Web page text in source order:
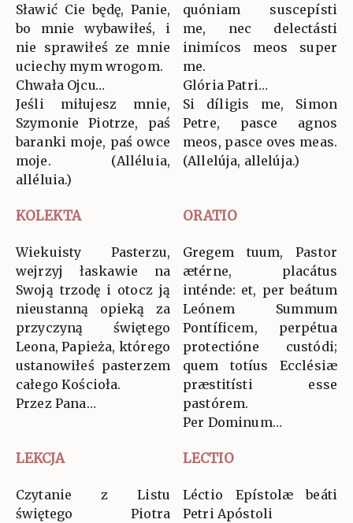
Sławić Cie będę, Panie,
bo mnie wybawiłeś, i
nie sprawiłeś ze mnie
uciechy mym wrogom.
Chwała Ojcu…
Jeśli miłujesz mnie,
Szymonie Piotrze, paś
baranki moje, paś owce
moje. (Alléluia,
alléluia.)
quóniam suscepísti
me, nec delectásti
inimícos meos super
me.
Glória Patri…
Si díligis me, Simon
Petre, pasce agnos
meos, pasce oves meas.
(Allelúja, allelúja.)
KOLEKTA ORATIO
Wiekuisty Pasterzu,
wejrzyj łaskawie na
Swoją trzodę i otocz ją
nieustanną opieką za
przyczyną świętego
Leona, Papieża, którego
ustanowiłeś pasterzem
całego Kościoła.
Przez Pana…
Gregem tuum, Pastor
ætérne, placátus
inténde: et, per beátum
Leónem Summum
Pontíficem, perpétua
protectióne custódi;
quem totíus Ecclésiæ
præstitísti esse
pastórem.
Per Dominum…
LEKCJA LECTIO
Czytanie z Listu
świętego Piotra
Léctio Epístolæ beáti
Petri Apóstoli